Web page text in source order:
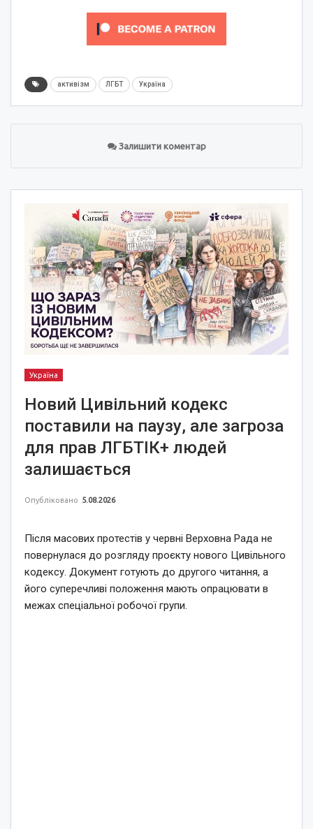
активізм ЛГБТ Україна
Залишити коментар
Україна
Новий Цивільний кодекс
поставили на паузу, але загроза
для прав ЛГБТІК+ людей
залишається
Опубліковано 5.08.2026
Після масових протестів у червні Верховна Рада не
повернулася до розгляду проєкту нового Цивільного
кодексу. Документ готують до другого читання, а
його суперечливі положення мають опрацювати в
межах спеціальної робочої групи.